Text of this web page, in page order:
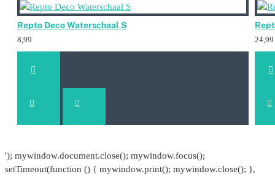
Repto Deco Waterschaal S
8,99 24,99
'); mywindow.document.close(); mywindow.focus();
setTimeout(function () { mywindow.print(); mywindow.close(); },